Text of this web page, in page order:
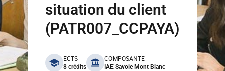
situation du client
(PATR007_CCPAYA)
benefits
ECTS
8 crédits
COMPOSANTE
IAE Savoie Mont Blanc